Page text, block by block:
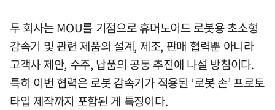
두 회사는 MOU를 기점으로 휴머노이드 로봇용 초소형
감속기 및 관련 제품의 설계, 제조, 판매 협력뿐 아니라
고객사 제안, 수주, 납품의 공동 추진에 나설 방침이다.
특히 이번 협력은 로봇 감속기가 적용된 ‘로봇 손’ 프로토
타입 제작까지 포함된 게 특징이다.